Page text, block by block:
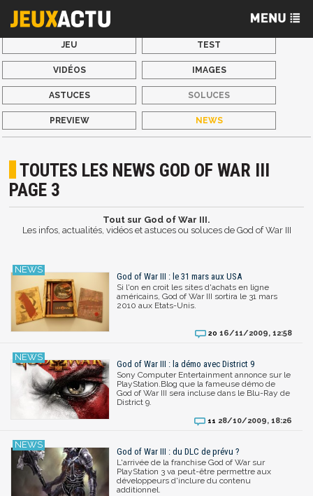
JEU TEST
VIDÉOS IMAGES
ASTUCES SOLUCES
PREVIEW NEWS
TOUTES LES NEWS GOD OF WAR III
PAGE 3
Tout sur God of War III.
Les infos, actualités, vidéos et astuces ou soluces de God of War III
God of War III : le 31 mars aux USA
Si l'on en croit les sites d'achats en ligne
américains, God of War III sortira le 31 mars
2010 aux Etats-Unis.
20 16/11/2009, 12:58
God of War III : la démo avec District 9
Sony Computer Entertainment annonce sur le
PlayStation.Blog que la fameuse démo de
God of War III sera incluse dans le Blu-Ray de
District 9.
11 28/10/2009, 18:26
God of War III : du DLC de prévu ?
L'arrivée de la franchise God of War sur
PlayStation 3 va peut-être permettre aux
développeurs d'inclure du contenu
additionnel.